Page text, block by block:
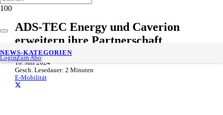
LoginZum Abo
NEWS-KATEGORIEN
ADS-TEC Energy und Caverion
erweitern ihre Partnerschaft
10. Juli 2024
Gesch. Lesedauer: 2 Minuten
E-Mobilität